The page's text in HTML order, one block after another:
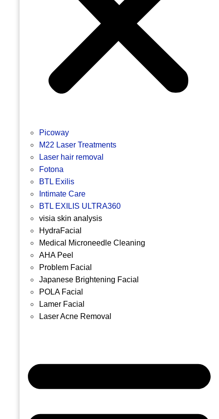
Picoway
M22 Laser Treatments
Laser hair removal
Fotona
BTL Exilis
Intimate Care
BTL EXILIS ULTRA360
visia skin analysis
HydraFacial
Medical Microneedle Cleaning
AHA Peel
Problem Facial
Japanese Brightening Facial
POLA Facial
Lamer Facial
Laser Acne Removal